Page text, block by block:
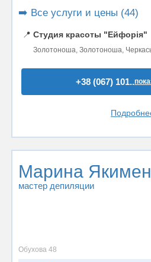
➡️ Все услуги и цены (44)
📍 Студия красоты "Ейфорія"
Золотоноша, Золотоноша,
+38 (067) 101..
Марина
мастер депиляции
Обухова 48